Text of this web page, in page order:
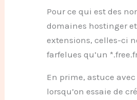
Pour ce qui est des
domaines hostinger
extensions, celles-ci
farfelues qu’un
En prime, astuce
lorsqu’on essaie de